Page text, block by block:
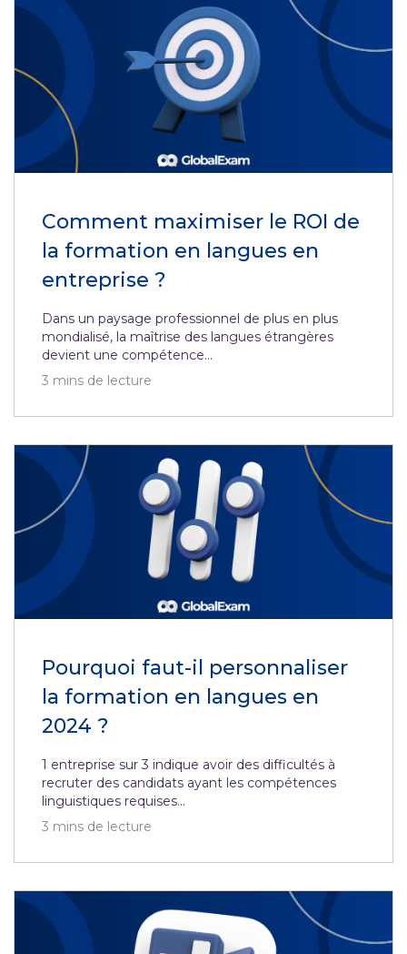
Comment maximiser le ROI de
la formation en langues en
entreprise ?
Dans un paysage professionnel de plus en plus
mondialisé, la maîtrise des langues étrangères
devient une compétence...
3 mins de lecture
Pourquoi faut-il personnaliser
la formation en langues en
2024 ?
1 entreprise sur 3 indique avoir des difficultés à
recruter des candidats ayant les compétences
linguistiques requises...
3 mins de lecture